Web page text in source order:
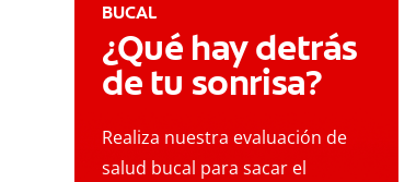
BUCAL
¿Qué hay detrás
de tu sonrisa?
Realiza nuestra evaluación de
salud bucal para sacar el